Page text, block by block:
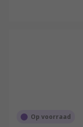
Op voorraad